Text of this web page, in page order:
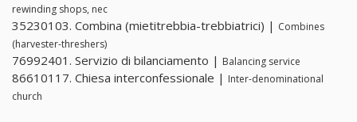
rewinding shops, nec
35230103. Combina (mietitrebbia-trebbiatrici) | Combines
(harvester-threshers)
76992401. Servizio di bilanciamento | Balancing service
86610117. Chiesa interconfessionale | Inter-denominational
church